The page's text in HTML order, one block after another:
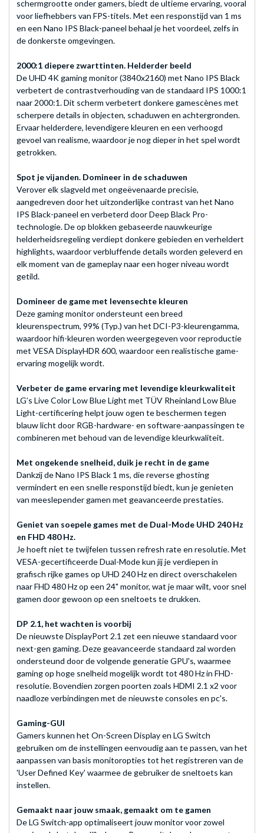
schermgrootte onder gamers, biedt de ultieme ervaring, vooral
voor liefhebbers van FPS-titels. Met een responstijd van 1 ms
en een Nano IPS Black-paneel behaal je het voordeel, zelfs in
de donkerste omgevingen.
2000:1 diepere zwarttinten. Helderder beeld
De UHD 4K gaming monitor (3840x2160) met Nano IPS Black
verbetert de contrastverhouding van de standaard IPS 1000:1
naar 2000:1. Dit scherm verbetert donkere gamescènes met
scherpere details in objecten, schaduwen en achtergronden.
Ervaar helderdere, levendigere kleuren en een verhoogd
gevoel van realisme, waardoor je nog dieper in het spel wordt
getrokken.
Spot je vijanden. Domineer in de schaduwen
Verover elk slagveld met ongeëvenaarde precisie,
aangedreven door het uitzonderlijke contrast van het Nano
IPS Black-paneel en verbeterd door Deep Black Pro-
technologie. De op blokken gebaseerde nauwkeurige
helderheidsregeling verdiept donkere gebieden en verheldert
highlights, waardoor verbluffende details worden geleverd en
elk moment van de gameplay naar een hoger niveau wordt
getild.
Domineer de game met levensechte kleuren
Deze gaming monitor ondersteunt een breed
kleurenspectrum, 99% (Typ.) van het DCI-P3-kleurengamma,
waardoor hifi-kleuren worden weergegeven voor reproductie
met VESA DisplayHDR 600, waardoor een realistische game-
ervaring mogelijk wordt.
Verbeter de game ervaring met levendige kleurkwaliteit
LG’s Live Color Low Blue Light met TÜV Rheinland Low Blue
Light-certificering helpt jouw ​​ogen te beschermen tegen
blauw licht door RGB-hardware- en software-aanpassingen te
combineren met behoud van de levendige kleurkwaliteit.
Met ongekende snelheid, duik je recht in de game
Dankzij de Nano IPS Black 1 ms, die reverse ghosting
vermindert en een snelle responstijd biedt, kun je genieten
van meeslepender gamen met geavanceerde prestaties.
Geniet van soepele games met de Dual-Mode UHD 240 Hz
en FHD 480 Hz.
Je hoeft niet te twijfelen tussen refresh rate en resolutie. Met
VESA-gecertificeerde Dual-Mode kun jij je verdiepen in
grafisch rijke games op UHD 240 Hz en direct overschakelen
naar FHD 480 Hz op een 24" monitor, wat je maar wilt, voor snel
gamen door gewoon op een sneltoets te drukken.
DP 2.1, het wachten is voorbij
De nieuwste DisplayPort 2.1 zet een nieuwe standaard voor
next-gen gaming. Deze geavanceerde standaard zal worden
ondersteund door de volgende generatie GPU's, waarmee
gaming op hoge snelheid mogelijk wordt tot 480 Hz in FHD-
resolutie. Bovendien zorgen poorten zoals HDMI 2.1 x2 voor
naadloze verbindingen met de nieuwste consoles en pc's.
Gaming-GUI
Gamers kunnen het On-Screen Display en LG Switch
gebruiken om de instellingen eenvoudig aan te passen, van het
aanpassen van basis monitoropties tot het registreren van de
'User Defined Key' waarmee de gebruiker de sneltoets kan
instellen.
Gemaakt naar jouw smaak, gemaakt om te gamen
De LG Switch-app optimaliseert jouw monitor voor zowel